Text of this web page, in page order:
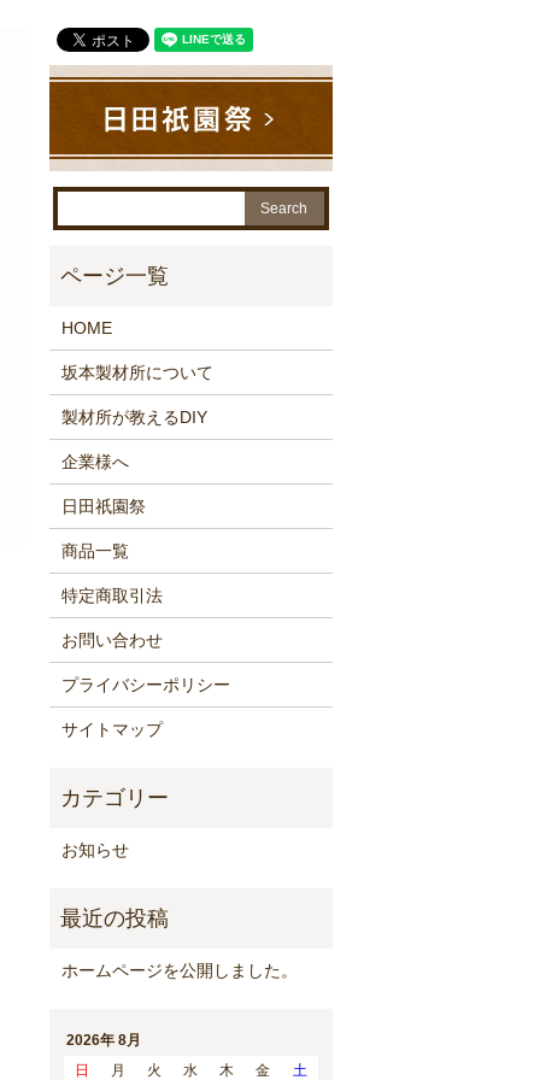
HOME
坂本製材所について
製材所が教えるDIY
企業様へ
日田祇園祭
商品一覧
特定商取引法
お問い合わせ
プライバシーポリシー
サイトマップ
お知らせ
ホームページを公開しました。
2026年 8月
日
月 火 水 木 金 土